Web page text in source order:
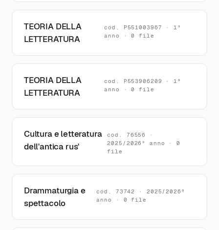
TEORIA DELLA
LETTERATURA
cod. P551003967 · 1°
anno · 0 file
TEORIA DELLA
LETTERATURA
cod. P553906209 · 1°
anno · 0 file
Cultura e letteratura
dell'antica rus'
cod. 76556 ·
2025/2026° anno · 0
file
Drammaturgia e
spettacolo
cod. 73742 · 2025/2026°
anno · 0 file